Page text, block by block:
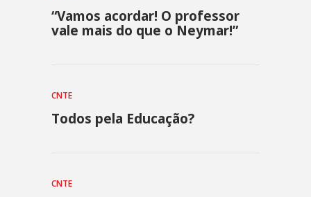
“Vamos acordar! O professor
vale mais do que o Neymar!”
CNTE
Todos pela Educação?
CNTE